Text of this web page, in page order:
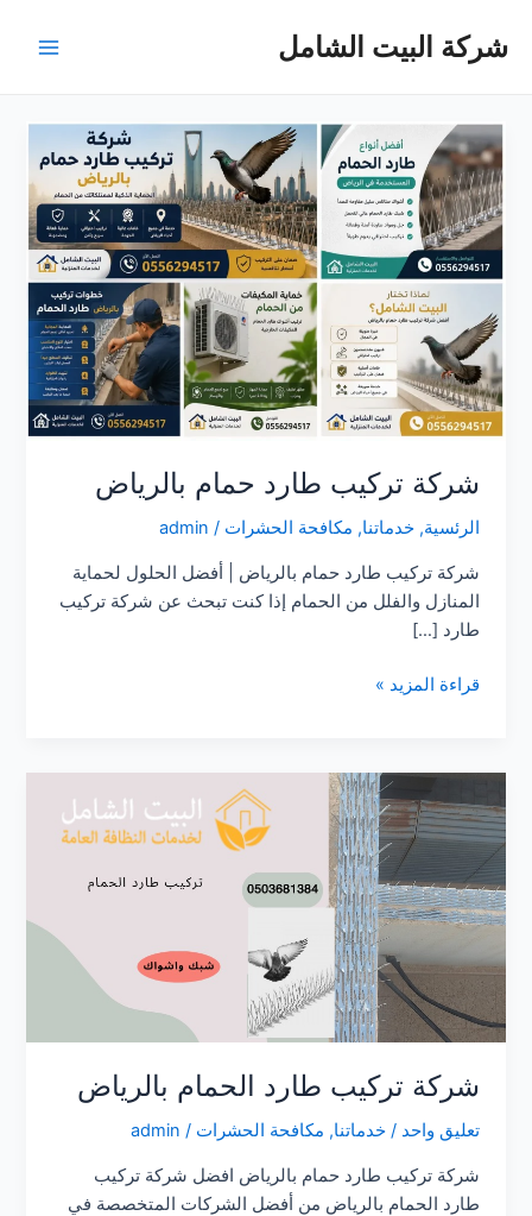
المحتوى
شركة البيت الشامل
شركة تركيب طارد حمام بالرياض
الرئسية,خدماتنا, مكافحة الحشرات /
admin
شركة تركيب طارد حمام بالرياض | أفضل الحلول لحماية
المنازل والفلل من الحمام إذا كنت تبحث عن شركة تركيب
طارد […]
شركة
حمام
بالرياض
قراءة المزيد »
شركة تركيب طارد الحمام بالرياض
تعليق واحد /خدماتنا, مكافحة الحشرات /
admin
شركة تركيب طارد حمام بالرياض افضل شركة تركيب
طارد الحمام بالرياض من أفضل الشركات المتخصصة في